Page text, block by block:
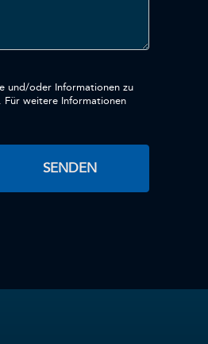
und/oder Informationen zu
SENDEN